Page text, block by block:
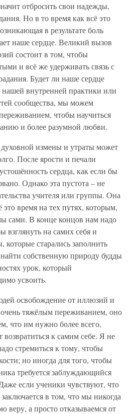
отбросить свои надежды,
Но в то время как всё это
в результате боль
наше сердце. Великий вызов
состоит в том, чтобы
и всё же удерживать связь с
Будет ли наше сердце
внутренней практики или
сообщества, мы можем
чтобы научиться
и более разумной любви.
измены и утраты может
После ярости и печали
сердца, как если бы
Однако эта пустота – не
учителя или группы. Она
это время на тех путях, которым,
сами. В конце концов нам надо
взглянуть на самих себя и
которые старались заполнить
собственную природу будды
урок, который
усвоить.
освобождение от иллюзий и
очень тяжёлым переживанием, оно
что им нужно более всего,
к самим себе. Я не
стремиться к тому, чтобы
но иногда для того, чтобы
требуется заблуждающийся
если ученики чувствуют, что
в том, что мы никогда
веру, а просто отказываемся от